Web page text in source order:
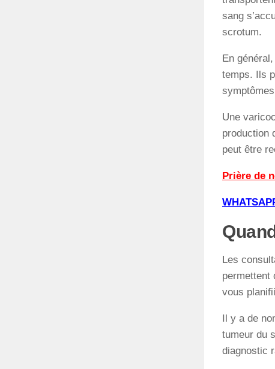
sang
scrotum.
En
temps. Ils
Une
production
peut être
Prière de
Les
permettent
vous
Il y a de
tumeur du
diagnostic